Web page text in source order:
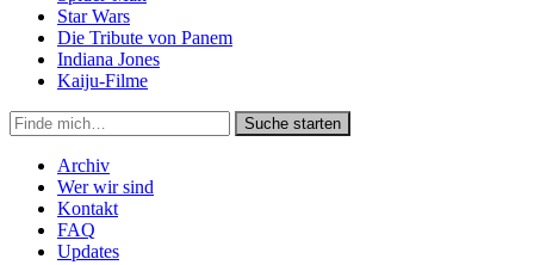
Star Wars
Die Tribute von Panem
Indiana Jones
Kaiju-Filme
Suche
in
https://secondunit-
podcast.de/
Suche starten
Archiv
Wer wir sind
Kontakt
FAQ
Updates